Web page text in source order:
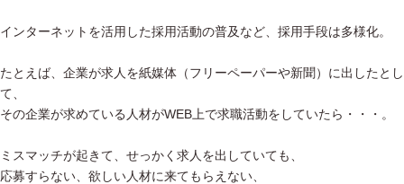
インターネットを活用した採用活動の普及など、採用手段は多様化。
たとえば、企業が求人を紙媒体（フリーペーパーや新聞）に出したとし
て、
その企業が求めている人材がWEB上で求職活動をしていたら・・・。
ミスマッチが起きて、せっかく求人を出していても、
応募すらない、欲しい人材に来てもらえない、